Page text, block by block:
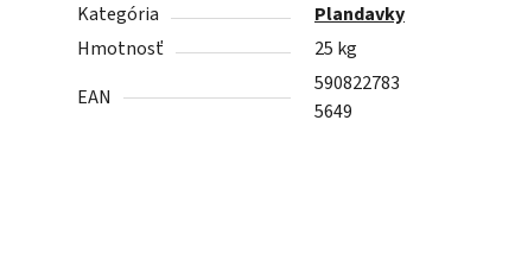
Kategória
Plandavky
Hmotnosť
25 kg
EAN
590822783
5649